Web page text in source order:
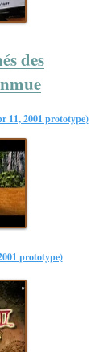
des
11, 2001 prototype)
prototype)